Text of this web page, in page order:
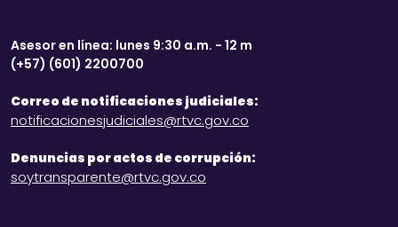
Asesor en línea: lunes 9:30 a.m. - 12 m
(+57) (601) 2200700
Correo de notificaciones judiciales:
notificacionesjudiciales@rtvc.gov.co
Denuncias por actos de corrupción:
soytransparente@rtvc.gov.co